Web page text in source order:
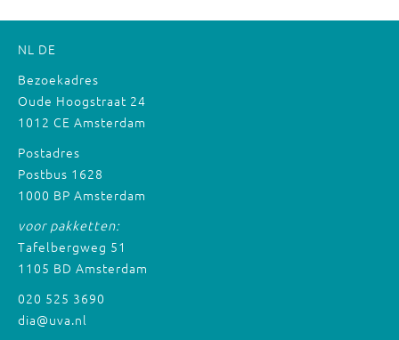
NL DE
Bezoekadres
Oude Hoogstraat 24
1012 CE Amsterdam
Postadres
Postbus 1628
1000 BP Amsterdam
voor pakketten:
Tafelbergweg 51
1105 BD Amsterdam
020 525 3690
dia@uva.nl